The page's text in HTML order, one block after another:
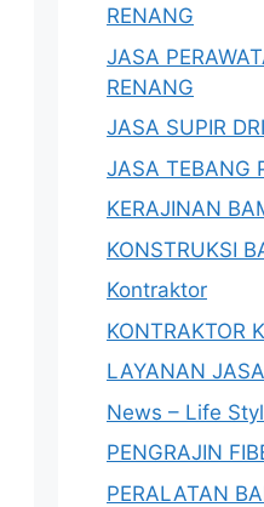
RENANG
JASA
RENANG
JASA SUPIR
JASA TEBANG
KERAJINAN
KONSTRUKSI
Kontraktor
KONTRAKTOR
LAYANAN JASA
News – Life
PENGRAJIN
PERALATAN